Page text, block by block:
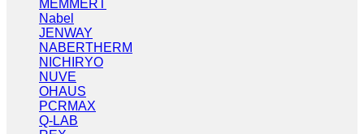
MEMMERT
Nabel
JENWAY
NABERTHERM
NICHIRYO
NUVE
OHAUS
PCRMAX
Q-LAB